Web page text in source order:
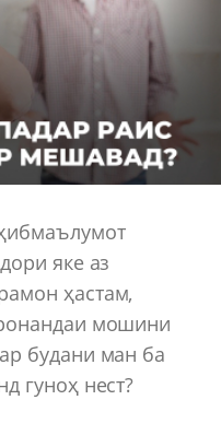
яке аз
ҳастам,
мошини
будани ман ба
гуноҳ нест?